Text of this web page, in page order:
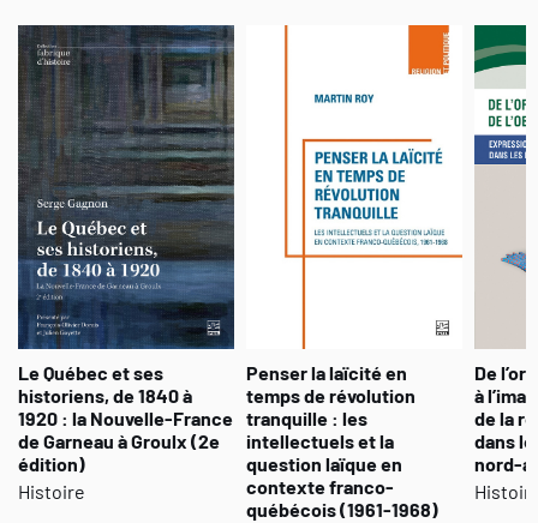
Le Québec et ses
historiens, de 1840 à
1920 : la Nouvelle-France
de Garneau à Groulx (2e
édition)
Histoire
Penser la laïcité en
temps de révolution
tranquille : les
intellectuels et la
question laïque en
contexte franco-
québécois (1961-1968)
De
à
de la
dans
nord-